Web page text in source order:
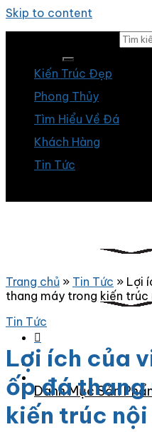
Skip to content
Kiến Trúc Đẹp
Phong Thủy
Tìm Hiểu Về Đá
Khách Hàng
Tin Tức
Danh Mục Sản
Trang chủ » Tin Tức » Lợi
thang máy trong kiến
Tin Tức
Lợi ích của
ốp đá
kiến trúc